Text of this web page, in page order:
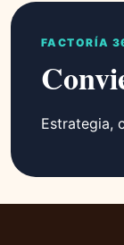
FACTORÍA
Estrategia,